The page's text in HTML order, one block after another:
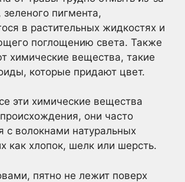
пигмента,
в растительных жидкостях и
поглощению света. Также
химические вещества, такие
которые придают цвет.
эти химические вещества
они часто
с волокнами натуральных
как хлопок, шелк или шерсть.
пятно не лежит поверх